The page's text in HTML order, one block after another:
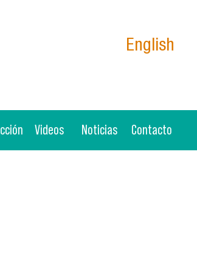
English
Videos Noticias Contacto